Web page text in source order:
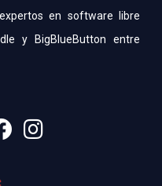
en software libre
y BigBlueButton entre